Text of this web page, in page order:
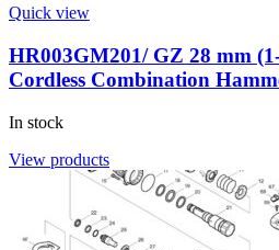
Quick view
HR003GM201/ GZ 28 mm
Cordless Combination
In stock
View products